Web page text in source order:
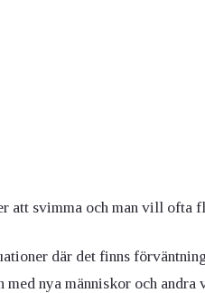
att svimma och man vill ofta
där det finns
nya människor och